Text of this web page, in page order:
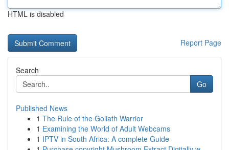
HTML is disabled
Report Page
Search
Go
Published News
1 The Rule of the Goliath Warrior
1 Examining the World of Adult Webcams
1 IPTV in South Africa: A complete Guide